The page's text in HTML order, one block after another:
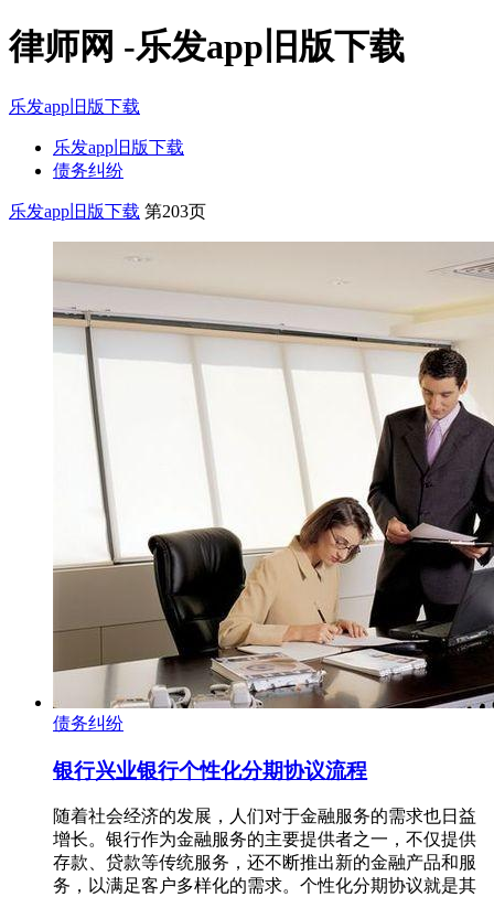
律师网 -乐发app旧版下载
乐发app旧版下载
乐发app旧版下载
债务纠纷
乐发app旧版下载 第203页
债务纠纷
银行兴业银行个性化分期协议流程
随着社会经济的发展，人们对于金融服务的需求也日益
增长。银行作为金融服务的主要提供者之一，不仅提供
存款、贷款等传统服务，还不断推出新的金融产品和服
务，以满足客户多样化的需求。个性化分期协议就是其